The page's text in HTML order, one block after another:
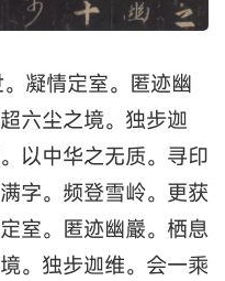
凝情定室。匿迹幽
六尘之境。独步迦
以中华之无质。寻印
字。频登雪岭。更获
室。匿迹幽巖。栖息
。独步迦维。会一乘